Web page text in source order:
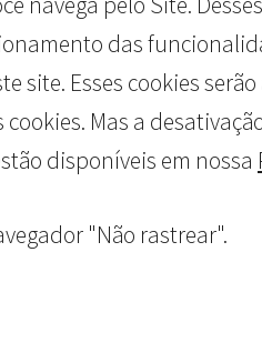
das
Esses cookies
Mas a
disponíveis em nossa
"Não rastrear".